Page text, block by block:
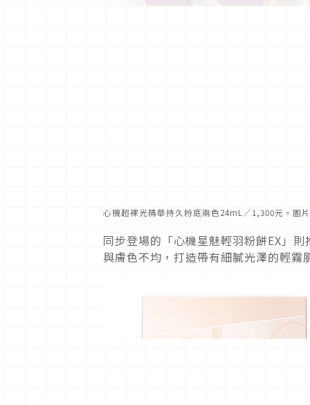
心機超裸光精華持久粉底兩色24mL／1,300元。 圖
同步登場的「心機星魅輕羽粉餅EX」
與膚色不均，打造帶有細膩光澤的輕霧